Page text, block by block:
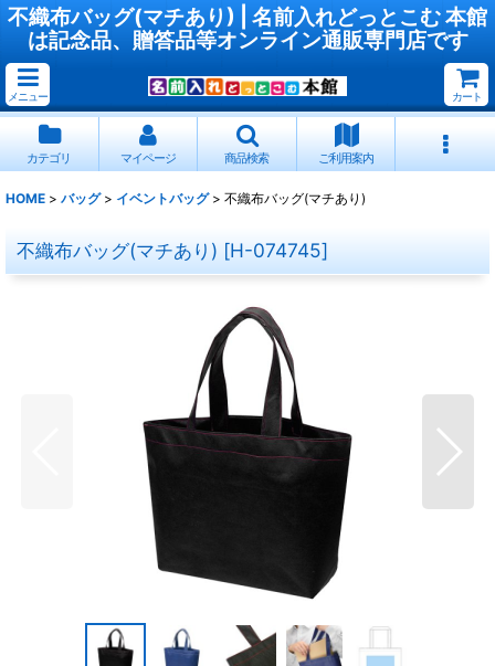
不織布バッグ(マチあり) | 名前入れどっとこむ 本館
は記念品、贈答品等オンライン通販専門店です
メニュー カート
カテゴリ マイページ 商品検索 ご利用案内
HOME > バッグ > イベントバッグ > 不織布バッグ(マチあり)
不織布バッグ(マチあり) [H-074745]